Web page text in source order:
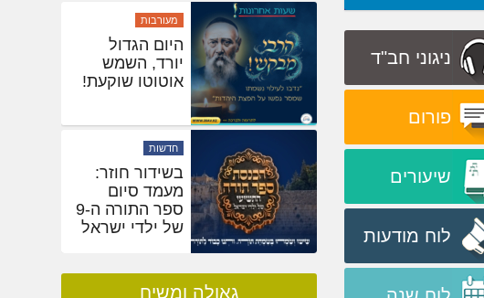
ניגוני חב"ד
פורום
שיעורים
לוח מודעות
גן ישראל
קעמפ אורו של
משיח: 'מלחמת
ופרצת' פרצה
מעורבות
היום הגדול
יורד, השמש
אוטוטו שוקעת!
גאולה ומשיח